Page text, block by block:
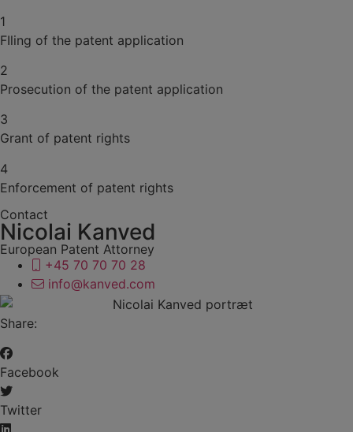
1
FIling of the patent application
2
Prosecution of the patent application
3
Grant of patent rights
4
Enforcement of patent rights
Contact
Nicolai Kanved
European Patent Attorney
+45 70 70 70 28
info@kanved.com
Share:
Facebook
Twitter